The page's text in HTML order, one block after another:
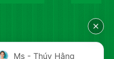
Ms - Thúy Hằng